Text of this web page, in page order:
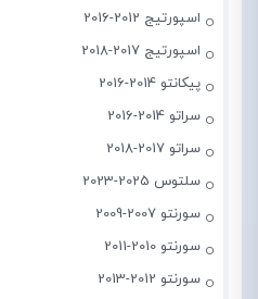
اسپورتیج 2012-2016
اسپورتیج 2017-2018
پیکانتو 2014-2016
سراتو 2014-2016
سراتو 2017-2018
سلتوس 2025-2023
سورنتو 2007-2009
سورنتو 2010-2011
سورنتو 2012-2013